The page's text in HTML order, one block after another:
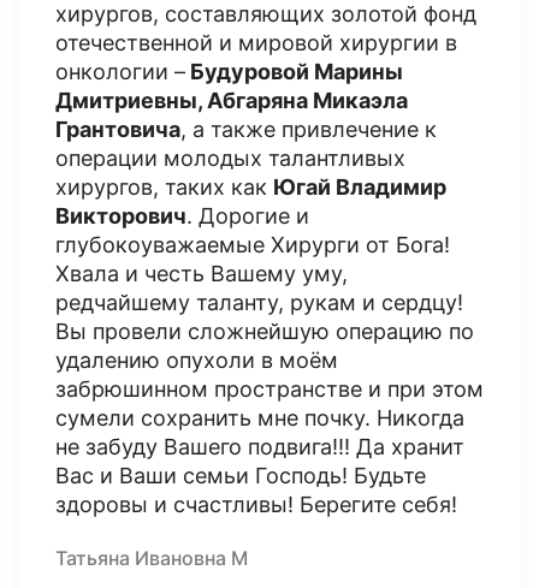
хирургов, составляющих золотой фонд
отечественной и мировой хирургии в
онкологии – Будуровой Марины
Дмитриевны, Абгаряна Микаэла
Грантовича, а также привлечение к
операции молодых талантливых
хирургов, таких как Югай Владимир
Викторович. Дорогие и
глубокоуважаемые Хирурги от Бога!
Хвала и честь Вашему уму,
редчайшему таланту, рукам и сердцу!
Вы провели сложнейшую операцию по
удалению опухоли в моём
забрюшинном пространстве и при этом
сумели сохранить мне почку. Никогда
не забуду Вашего подвига!!! Да хранит
Вас и Ваши семьи Господь! Будьте
здоровы и счастливы! Берегите себя!
Татьяна Ивановна М